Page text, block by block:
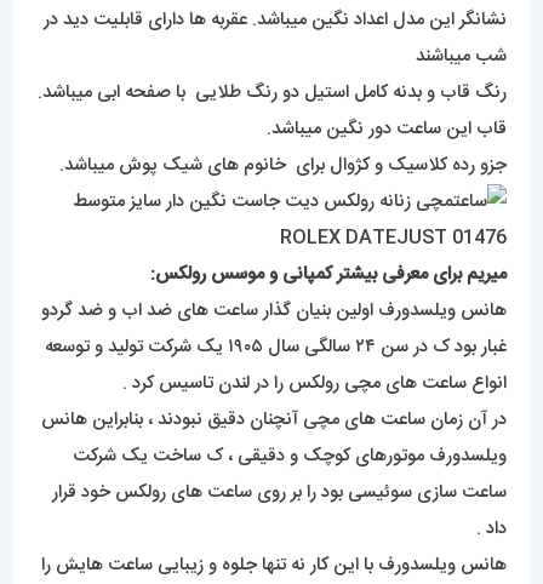
نشانگر این مدل اعداد نگین میباشد. عقربه ها دارای قابلیت دید در
شب میباشند
رنگ قاب و بدنه کامل استیل دو رنگ طلایی با صفحه ابی میباشد.
قاب این ساعت دور نگین میباشد.
جزو رده کلاسیک و کژوال برای خانوم های شیک پوش میباشد.
میریم برای معرفی بیشتر کمپانی و موسس رولکس:
هانس ویلسدورف اولین بنیان گذار ساعت های ضد اب و ضد گردو
غبار بود ک در سن ۲۴ سالگی سال ۱۹۰۵ یک شرکت تولید و توسعه
انواع ساعت های مچی رولکس را در لندن تاسیس کرد .
در آن زمان ساعت های مچی آنچنان دقیق نبودند ، بنابراین هانس
ویلسدورف موتورهای کوچک و دقیقی ، ک ساخت یک شرکت
ساعت سازی سوئیسی بود را بر روی ساعت های رولکس خود قرار
داد .
هانس ویلسدورف با این کار نه تنها جلوه و زیبایی ساعت هایش را